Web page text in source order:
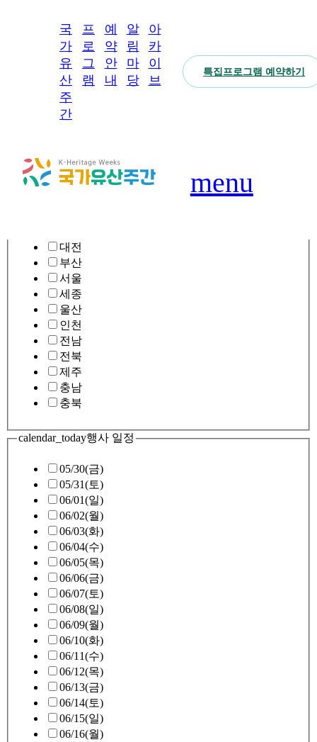
국
가
유
산
주
간
국가
유산
프
로
그
램
전체
보기
모바
일
예
약
안
내
예
약
약
확
알
림
마
당
공
지
리
아
카
이
브
아
카
특집프로그램 예약하기
menu
어떤 프로그램을
찾고 계신가요?
expand_circle_right
location_on지역
경기
경남
대전
부산
서울
세종
울산
인천
전남
전북
제주
충남
충북
calendar_today행사 일정
05/30(금)
05/31(토)
06/01(일)
06/02(월)
06/03(화)
06/04(수)
06/05(목)
06/06(금)
06/07(토)
06/08(일)
06/09(월)
06/10(화)
06/11(수)
06/12(목)
06/13(금)
06/14(토)
06/15(일)
06/16(월)